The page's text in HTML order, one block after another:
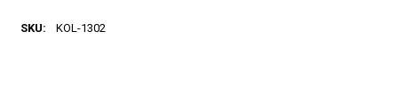
SKU: KOL-1302